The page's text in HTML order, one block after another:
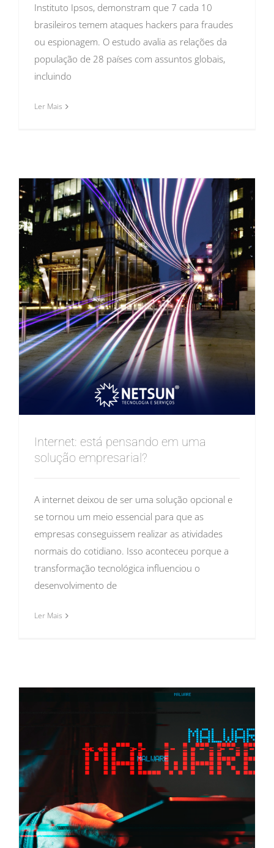
Instituto Ipsos, demonstram que 7 cada 10
brasileiros temem ataques hackers para fraudes
ou espionagem. O estudo avalia as relações da
população de 28 países com assuntos globais,
incluindo
Ler Mais
Internet: está pensando em uma
solução empresarial?
A internet deixou de ser uma solução opcional e
se tornou um meio essencial para que as
empresas conseguissem realizar as atividades
normais do cotidiano. Isso aconteceu porque a
transformação tecnológica influenciou o
desenvolvimento de
Ler Mais